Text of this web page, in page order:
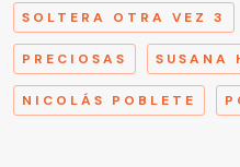
SOLTERA OTRA VEZ 3
PRECIOSAS SUSANA
NICOLÁS POBLETE